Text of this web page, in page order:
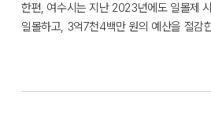
한편, 여수시는 지난 2023년에도 일몰제
일몰하고, 3억7천4백만 원의 예산을 절감